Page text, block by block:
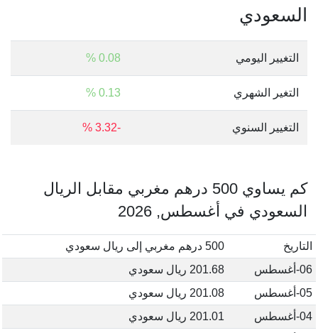
السعودي
التغيير اليومي 0.08 %
التغير الشهري 0.13 %
التغيير السنوي -3.32 %
كم يساوي 500 درهم مغربي مقابل الريال
السعودي في أغسطس, 2026
التاريخ
500 درهم مغربي إلى ريال سعودي
06-أغسطس
201.68 ريال سعودي
05-أغسطس
201.08 ريال سعودي
04-أغسطس
201.01 ريال سعودي